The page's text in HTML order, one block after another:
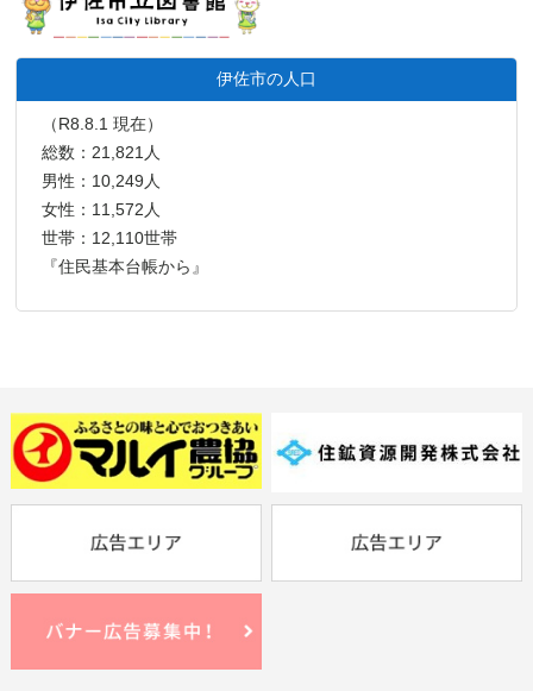
伊佐市の人口
（R8.8.1 現在）
総数：21,821人
男性：10,249人
女性：11,572人
世帯：12,110世帯
『住民基本台帳から』